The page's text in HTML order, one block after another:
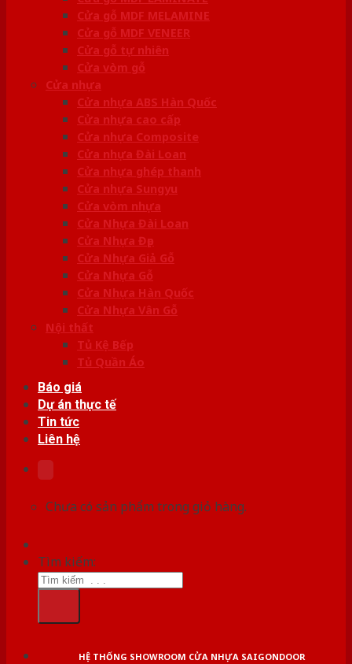
Cửa gỗ MDF MELAMINE
Cửa gỗ MDF VENEER
Cửa gỗ tự nhiên
Cửa vòm gỗ
Cửa nhựa
Cửa nhựa ABS Hàn Quốc
Cửa nhựa cao cấp
Cửa nhựa Composite
Cửa nhựa Đài Loan
Cửa nhựa ghép thanh
Cửa nhựa Sungyu
Cửa vòm nhựa
Cửa Nhựa Đài Loan
Cửa Nhựa Đẹp
Cửa Nhựa Giả Gỗ
Cửa Nhựa Gỗ
Cửa Nhựa Hàn Quốc
Cửa Nhựa Vân Gỗ
Nội thất
Tủ Kệ Bếp
Tủ Quần Áo
Báo giá
Dự án thực tế
Tin tức
Liên hệ
Chưa có sản phẩm trong giỏ hàng.
Tìm kiếm:
HỆ THỐNG SHOWROOM CỬA NHỰA SAIGONDOOR